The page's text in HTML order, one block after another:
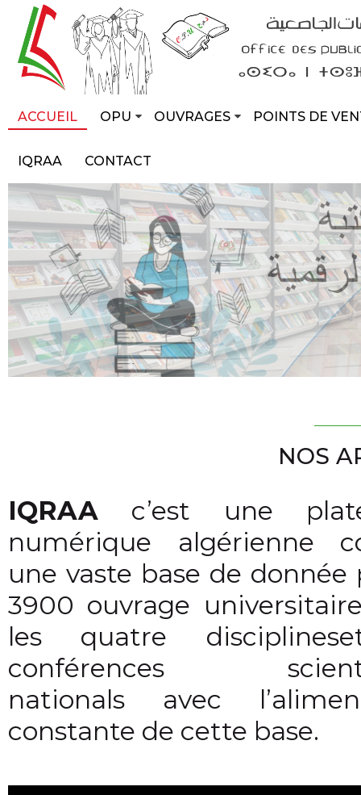
ACCUEIL OPU OUVRAGES POINTS DE
IQRAA CONTACT
NOS
IQRAA c’est une
numérique algérienne
une vaste base de donnée
3900 ouvrage
les quatre
conférences
nationals avec
constante de cette base.